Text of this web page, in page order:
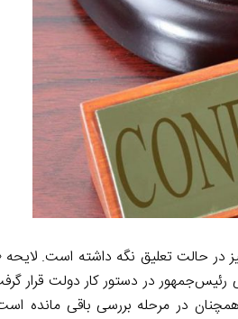
در حالت تعلیق نگه داشته است. لایحه
در دستور کار دولت قرار
وزیران مشتمل بر «۴۰» ماده تصویب شد اما همچنان در مرحله بررسی باقی